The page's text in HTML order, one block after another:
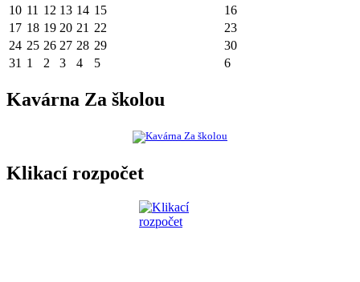
10 11 12 13 14 15
16
17 18 19 20 21 22
23
24 25 26 27 28 29
30
31 1 2 3 4 5 6
Kavárna Za školou
Klikací rozpočet